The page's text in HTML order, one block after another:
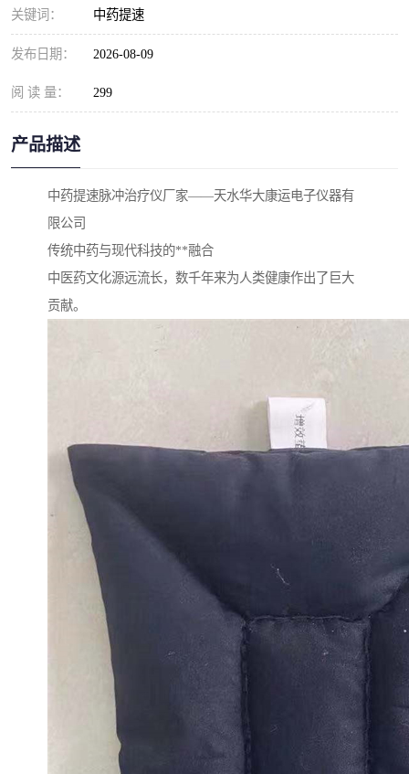
关键词： 中药提速
发布日期： 2026-08-09
阅 读 量： 299
产品描述
中药提速脉冲治疗仪厂家——天水华大康运电子仪器有
限公司
传统中药与现代科技的**融合
中医药文化源远流长，数千年来为人类健康作出了巨大
贡献。